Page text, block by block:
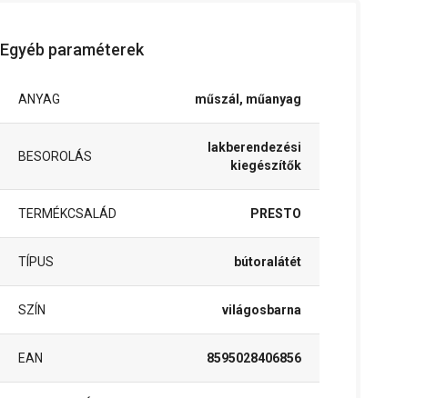
Egyéb paraméterek
ANYAG műszál, műanyag
BESOROLÁS
lakberendezési
kiegészítők
TERMÉKCSALÁD PRESTO
TÍPUS bútoralátét
SZÍN világosbarna
EAN 8595028406856